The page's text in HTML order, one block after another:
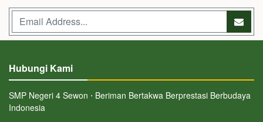
Hubungi Kami
SMP Negeri 4 Sewon ⋅ Beriman Bertakwa Berprestasi Berbudaya
Indonesia